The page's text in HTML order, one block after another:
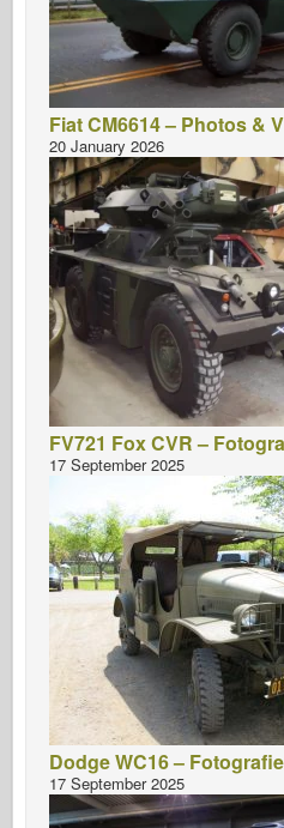
Fiat CM6614 – Photos &
20 January 2026
FV721 Fox CVR –
17 September 2025
Dodge WC16 –
17 September 2025